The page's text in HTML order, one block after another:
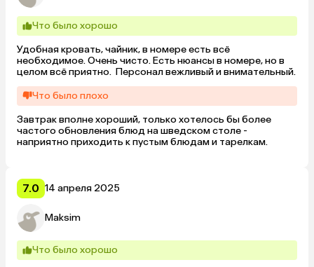
Что было хорошо
Удобная кровать, чайник, в номере есть всё
необходимое. Очень чисто. Есть нюансы в номере, но в
целом всё приятно.  Персонал вежливый и внимательный.
Что было плохо
Завтрак вполне хороший, только хотелось бы более
частого обновления блюд на шведском столе -
наприятно приходить к пустым блюдам и тарелкам.
7.0 14 апреля 2025
Maksim
Что было хорошо